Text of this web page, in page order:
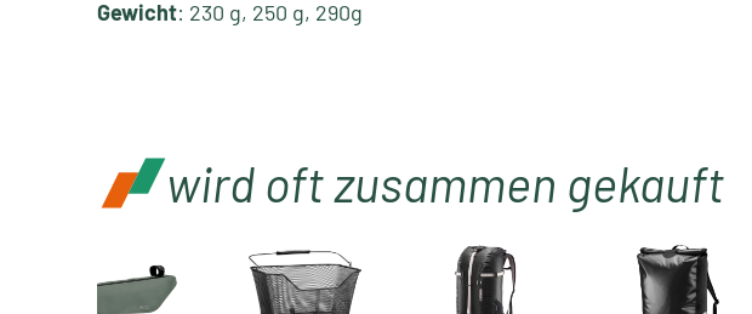
Gewicht: 230 g, 250 g, 290g
wird oft zusammen gekauft